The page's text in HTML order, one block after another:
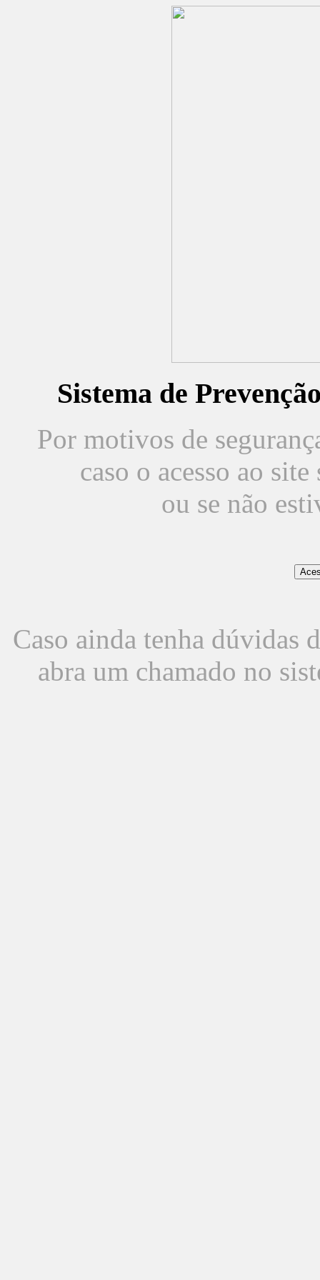
Sistema de
Por motivos de
caso o acesso ao
ou se não
Caso ainda tenha dúvidas
abra um chamado no